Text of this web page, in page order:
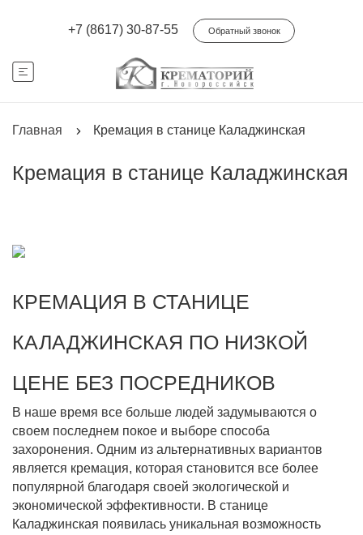
+7 (8617) 30-87-55 Обратный звонок
Главная Кремация в станице Каладжинская
Кремация в станице Каладжинская
КРЕМАЦИЯ В СТАНИЦЕ
КАЛАДЖИНСКАЯ ПО НИЗКОЙ
ЦЕНЕ БЕЗ ПОСРЕДНИКОВ
В наше время все больше людей задумываются о
своем последнем покое и выборе способа
захоронения. Одним из альтернативных вариантов
является кремация, которая становится все более
популярной благодаря своей экологической и
экономической эффективности. В станице
Каладжинская появилась уникальная возможность